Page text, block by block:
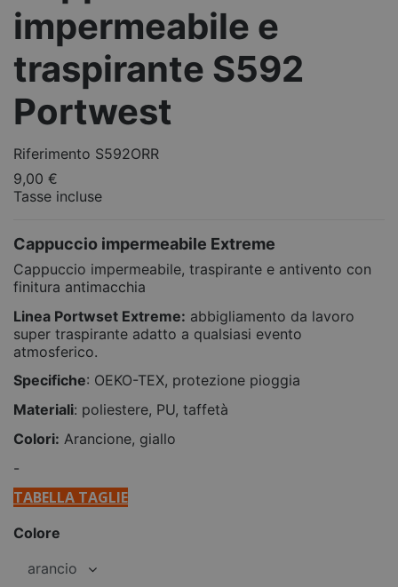
impermeabile e
traspirante S592
Portwest
Riferimento S592ORR
9,00 €
Tasse incluse
Cappuccio impermeabile Extreme
Cappuccio impermeabile, traspirante e antivento con
finitura antimacchia
Linea Portwset Extreme: abbigliamento da lavoro
super traspirante adatto a qualsiasi evento
atmosferico.
Specifiche: OEKO-TEX, protezione pioggia
Materiali: poliestere, PU, taffetà
Colori: Arancione, giallo
-
TABELLA TAGLIE
Colore